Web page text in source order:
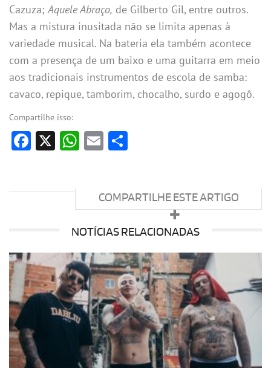
Cazuza;Aquele Abraço, de Gilberto Gil, entre outros.
Mas a mistura inusitada não se limita apenas à
variedade musical. Na bateria ela também acontece
com a presença de um baixo e uma guitarra em meio
aos tradicionais instrumentos de escola de samba:
cavaco, repique, tamborim, chocalho, surdo e agogô.
Compartilhe isso:
Facebook
X WhatsApp
Email
COMPARTILHE ESTE ARTIGO
NOTÍCIAS RELACIONADAS